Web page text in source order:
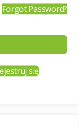
Forgot Password?
się